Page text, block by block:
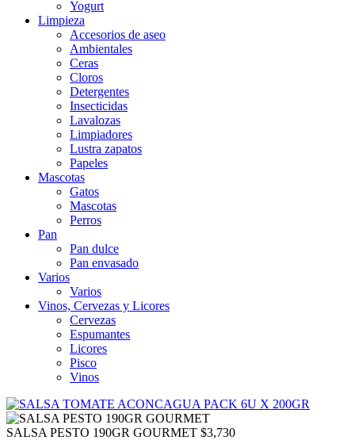
Yogurt
Limpieza
Accesorios de aseo
Ambientales
Ceras
Cloros
Detergentes
Insecticidas
Lavalozas
Limpiadores
Lustra zapatos
Papeles
Mascotas
Gatos
Mascotas
Perros
Pan
Pan dulce
Pan envasado
Varios
Varios
Vinos, Cervezas y Licores
Cervezas
Espumantes
Licores
Pisco
Vinos
SALSA PESTO 190GR GOURMET $3,730